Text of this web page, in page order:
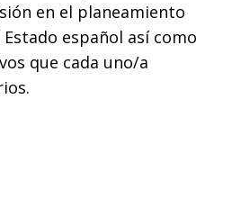
en el planeamiento
español así como
que cada uno/a